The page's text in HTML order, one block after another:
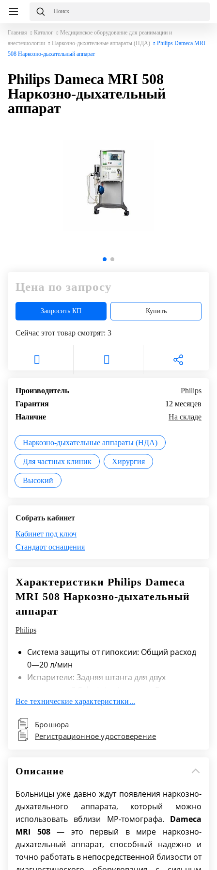
Главная Каталог
Медицинское оборудование для реанимации и
анестезиологии
Наркозно-дыхательные аппараты (НДА)
Philips Dameca MRI
508 Наркозно-дыхательный аппарат
Philips Dameca MRI 508
Наркозно-дыхательный
аппарат
Цена по запросу
Запросить КП Купить
Сейчас этот товар смотрят: 3
Производитель
Philips
Гарантия
12 месяцев
Наличие
На складе
Наркозно-дыхательные аппараты (НДА)
Для частных клиник Хирургия
Высокий
Собрать кабинет
Кабинет под ключ
Стандарт оснащения
Характеристики Philips Dameca
MRI 508 Наркозно-дыхательный
аппарат
Philips
Система защиты от гипоксии: Общий расход
0—20 л/мин
Испарители: Задняя штанга для двух
или Великобритании) с механизмом
Встроенная дыхательная система (IBS):
Подвешенные створки клапана «вдох —
Вместимость абсорбера: 900 г
Режимы вентиляции: Вентиляция с
контролем по объему (VCV); Вентиляция с
контролем по давлению (PCV);
Синхронизированная перемежающаяся
принудительная вентиляция (SIMV);
Вентиляция с поддержкой давлением (PSV);
Все технические характеристики...
Брошюра
Регистрационное удостоверение
Описание
Больницы уже давно ждут появления наркозно-
дыхательного аппарата, который можно
использовать вблизи МР-томографа. Dameca
MRI 508— это первый в мире наркозно-
дыхательный аппарат, способный надежно и
точно работать в непосредственной близости от